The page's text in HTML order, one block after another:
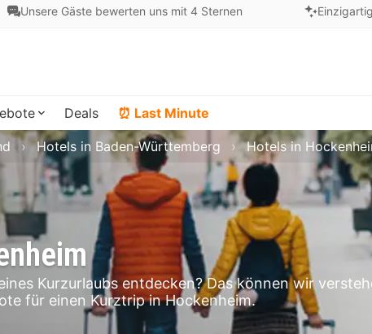
Unsere Gäste bewerten uns mit 4 Sternen
Deals ⏰ Last Minute
Kurzurlaubs entdecken? Das können wir
für einen Kurztrip in Hockenheim.
Hotels in Baden-Württemberg Hotels in